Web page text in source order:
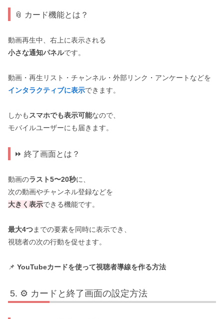
📎 カード機能とは？
動画再生中、右上に表示される
小さな通知パネルです。
動画・再生リスト・チャンネル・外部リンク・アンケートなどを
インタラクティブに表示できます。
しかもスマホでも表示可能なので、
モバイルユーザーにも届きます。
⏩ 終了画面とは？
動画のラスト5〜20秒に、
次の動画やチャンネル登録などを
大きく表示できる機能です。
最大4つまでの要素を同時に表示でき、
視聴者の次の行動を促せます。
📌 YouTubeカードを使って視聴者導線を作る方法
⚙️ カードと終了画面の設定方法